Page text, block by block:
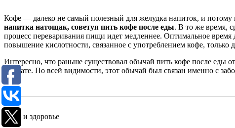
Кофе — далеко не самый полезный для желудка напиток, и потому
напитка натощак, советуя пить кофе после еды. В то же время,
процесс переваривания пищи идет медленнее. Оптимальное
повышение кислотности, связанное с употреблением кофе, только
Интересно, что раньше существовал обычай пить кофе после еды
комнате. По всей видимости, этот обычай был связан именно с
Кофе и здоровье